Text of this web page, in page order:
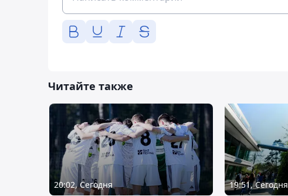
Читайте также
20:02, Сегодня 19:51, Сегодня